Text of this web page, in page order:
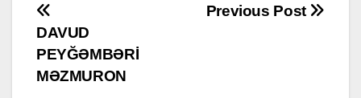
Post
navigation
Previous Post
DAVUD
PEYĞƏMBƏRİ
MƏZMURON